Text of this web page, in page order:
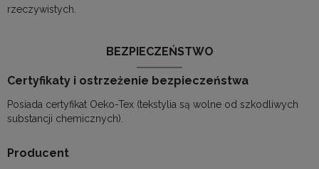
rzeczywistych.
BEZPIECZEŃSTWO
Certyfikaty i ostrzeżenie bezpieczeństwa
Posiada certyfikat Oeko-Tex (tekstylia są wolne od szkodliwych
substancji chemicznych).
Producent